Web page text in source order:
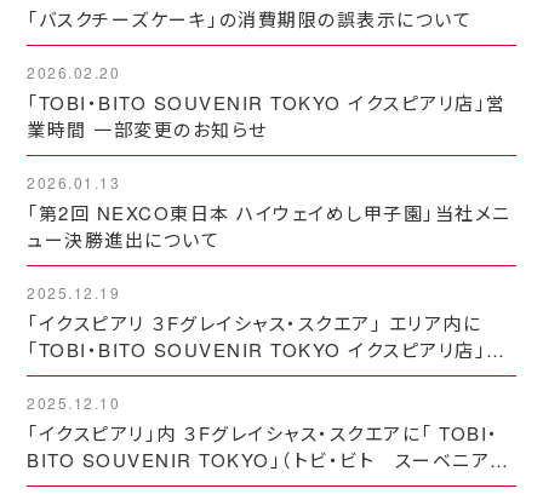
「バスクチーズケーキ」の消費期限の誤表示について
2026.02.20
「TOBI・BITO SOUVENIR TOKYO イクスピアリ店」営
業時間 一部変更のお知らせ
2026.01.13
「第2回 NEXCO東日本 ハイウェイめし甲子園」当社メニ
ュー決勝進出について
2025.12.19
「イクスピアリ ３Fグレイシャス・スクエア」 エリア内に
「TOBI・BITO SOUVENIR TOKYO イクスピアリ店」オ
ープン★
2025.12.10
「イクスピアリ」内 ３Fグレイシャス・スクエアに「 TOBI・
BITO SOUVENIR TOKYO」（トビ・ビト スーベニア
トーキョー）をオープンします☆